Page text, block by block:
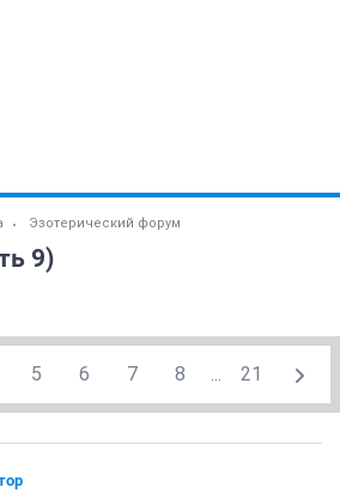
Эзотерический форум
9)
5 6 7 8 ... 21